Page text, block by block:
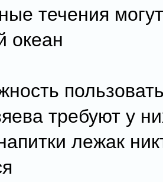
течения
океан
требуют у
лежак